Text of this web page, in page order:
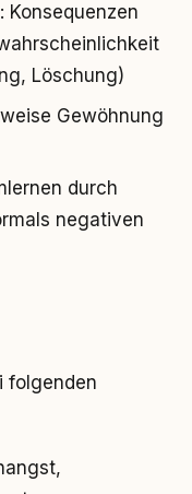
: Konsequenzen
Löschung)
Gewöhnung
durch
negativen
folgenden